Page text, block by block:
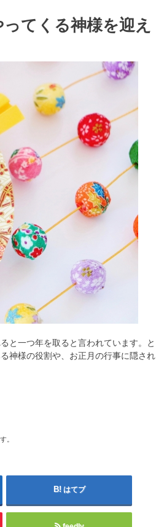
てくる神様を迎え
と一つ年を取ると言われています。と
神様の役割や、お正月の行事に隠され
。
はてブ